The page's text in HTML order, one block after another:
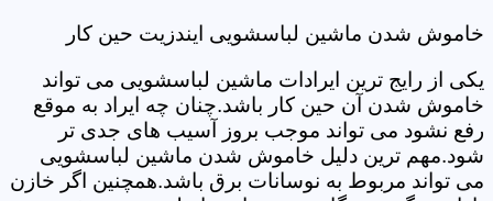
خاموش شدن ماشین لباسشویی ایندزیت حین کار
یکی از رایج ترین ایرادات ماشین لباسشویی می تواند
خاموش شدن آن حین کار باشد.چنان چه ایراد به موقع
رفع نشود می تواند موجب بروز آسیب های جدی تر
شود.مهم ترین دلیل خاموش شدن ماشین لباسشویی
می تواند مربوط به نوسانات برق باشد.همچنین اگر خازن